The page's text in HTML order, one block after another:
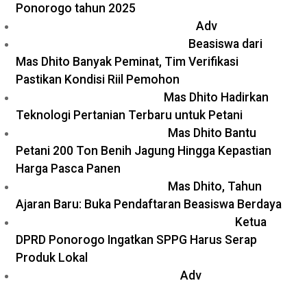
Ponorogo tahun 2025
Adv
Beasiswa dari
Mas Dhito Banyak Peminat, Tim Verifikasi
Pastikan Kondisi Riil Pemohon
Mas Dhito Hadirkan
Teknologi Pertanian Terbaru untuk Petani
Mas Dhito Bantu
Petani 200 Ton Benih Jagung Hingga Kepastian
Harga Pasca Panen
Mas Dhito, Tahun
Ajaran Baru: Buka Pendaftaran Beasiswa Berdaya
Ketua
DPRD Ponorogo Ingatkan SPPG Harus Serap
Produk Lokal
Adv